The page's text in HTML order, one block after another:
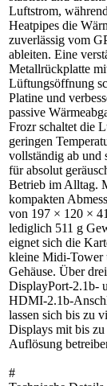
Luftstrom,
Heatpipes die
zuverlässig vom
ableiten. Eine
Metallrückplatte
Lüftungsöffnung
Platine und
passive
Frozr schaltet die
geringen
vollständig ab und
für absolut
Betrieb im Alltag.
kompakten
von 197 × 120 ×
lediglich 511 g
eignet sich die
kleine Midi-Tower
Gehäuse. Über drei
DisplayPort-2.1b-
HDMI-2.1b-
lassen sich bis zu
Displays mit bis
Auflösung
#